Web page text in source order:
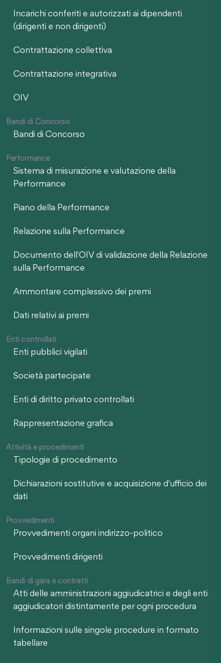
Incarichi conferiti e autorizzati ai dipendenti
(dirigenti e non dirigenti)
Contrattazione collettiva
Contrattazione integrativa
OIV
Bandi di Concorso
Bandi di Concorso
Performance
Sistema di misurazione e valutazione della
Performance
Piano della Performance
Relazione sulla Performance
Documento dell'OIV di validazione della Relazione
sulla Performance
Ammontare complessivo dei premi
Dati relativi ai premi
Enti controllati
Enti pubblici vigilati
Società partecipate
Enti di diritto privato controllati
Rappresentazione grafica
Attività e procedimenti
Tipologie di procedimento
Dichiarazioni sostitutive e acquisizione d'ufficio dei
dati
Provvedimenti
Provvedimenti organi indirizzo-politico
Provvedimenti dirigenti
Bandi di gara e contratti
Atti delle amministrazioni aggiudicatrici e degli enti
aggiudicatori distintamente per ogni procedura
Informazioni sulle singole procedure in formato
tabellare